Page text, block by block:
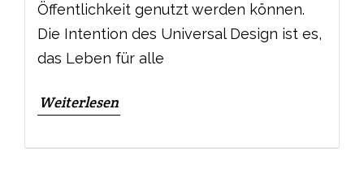
Öffentlichkeit genutzt werden können.
Die Intention des Universal Design ist es,
das Leben für alle
Weiterlesen